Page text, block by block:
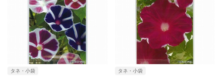
タネ・小袋 タネ・小袋